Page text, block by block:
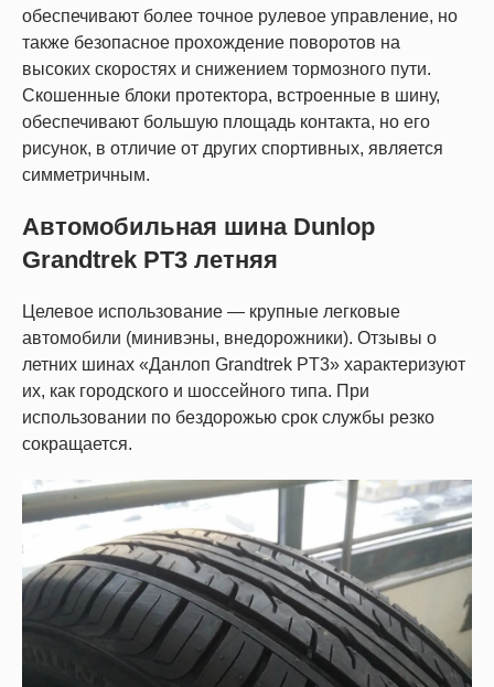
обеспечивают более точное рулевое управление, но
также безопасное прохождение поворотов на
высоких скоростях и снижением тормозного пути.
Скошенные блоки протектора, встроенные в шину,
обеспечивают большую площадь контакта, но его
рисунок, в отличие от других спортивных, является
симметричным.
Автомобильная шина Dunlop
Grandtrek PT3 летняя
Целевое использование — крупные легковые
автомобили (минивэны, внедорожники). Отзывы о
летних шинах «Данлоп Grandtrek PT3» характеризуют
их, как городского и шоссейного типа. При
использовании по бездорожью срок службы резко
сокращается.